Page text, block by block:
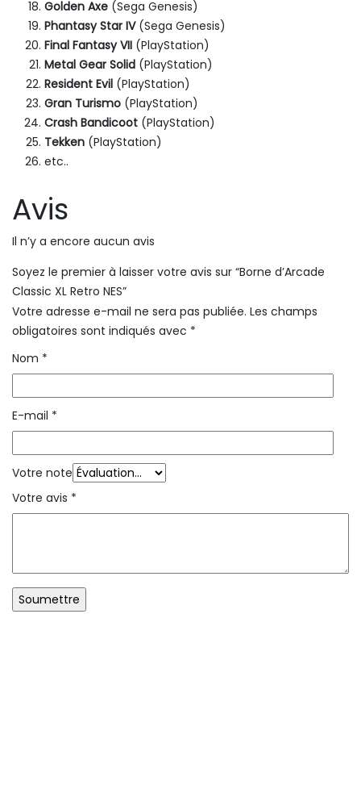
Golden Axe (Sega Genesis)
Phantasy Star IV(Sega Genesis)
Final Fantasy VII (PlayStation)
Metal Gear Solid (PlayStation)
Resident Evil (PlayStation)
Gran Turismo (PlayStation)
Crash Bandicoot (PlayStation)
Tekken (PlayStation)
etc..
Avis
Il n’y a encore aucun avis
Soyez le premier à laisser votre avis sur “Borne d’Arcade
Classic XL Retro NES”
Votre adresse e-mail ne sera pas publiée. Les champs
obligatoires sont indiqués avec *
Nom *
E-mail *
Votre note
Votre avis *